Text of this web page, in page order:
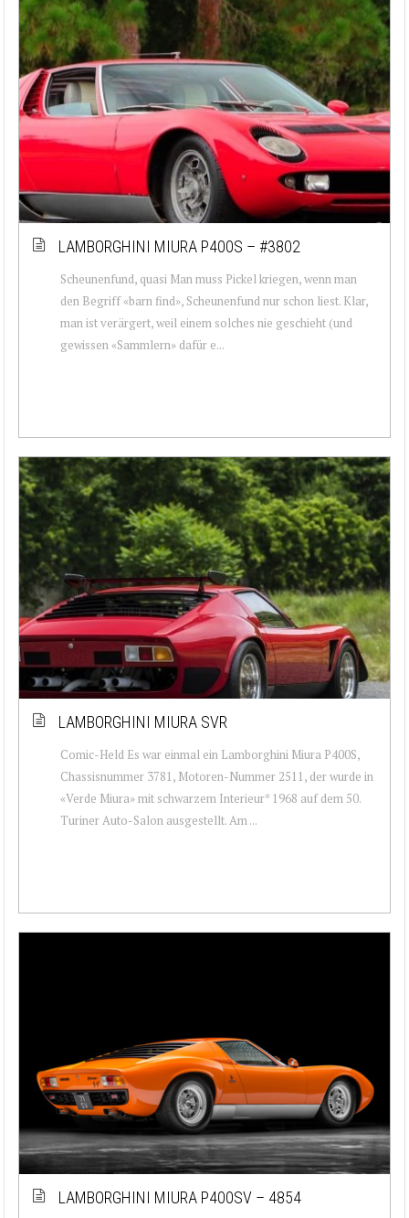
LAMBORGHINI MIURA P400S – #3802
Scheunenfund, quasi Man muss Pickel kriegen, wenn man
den Begriff «barn find», Scheunenfund nur schon liest. Klar,
man ist verärgert, weil einem solches nie geschieht (und
gewissen «Sammlern» dafür e...
LAMBORGHINI MIURA SVR
Comic-Held Es war einmal ein Lamborghini Miura P400S,
Chassisnummer 3781, Motoren-Nummer 2511, der wurde in
«Verde Miura» mit schwarzem Interieur* 1968 auf dem 50.
Turiner Auto-Salon ausgestellt. Am ...
LAMBORGHINI MIURA P400SV – 4854